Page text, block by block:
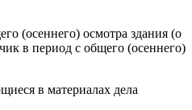
(осеннего) осмотра здания (о
в период с общего (осеннего)
в материалах дела